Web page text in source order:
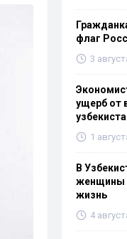
флаг
3
ущерб от
1
В
женщины
жизнь
4